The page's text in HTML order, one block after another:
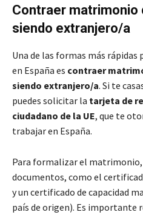
Contraer matrimonio
siendo extranjero/a
Una de las formas más rápidas
en España es contraer
siendo extranjero/a. Si te
puedes solicitar la tarjeta de
ciudadano de la UE, que te
trabajar en España.
Para formalizar el matrimonio,
documentos, como el
y un certificado de capacidad
país de origen). Es importante